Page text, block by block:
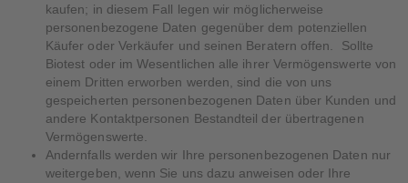
kaufen; in diesem Fall legen wir möglicherweise
personenbezogene Daten gegenüber dem potenziellen
Käufer oder Verkäufer und seinen Beratern offen. Sollte
Biotest oder im Wesentlichen alle ihrer Vermögenswerte von
einem Dritten erworben werden, sind die von uns
gespeicherten personenbezogenen Daten über Kunden und
andere Kontaktpersonen Bestandteil der übertragenen
Vermögenswerte.
Andernfalls werden wir Ihre personenbezogenen Daten nur
weitergeben, wenn Sie uns dazu anweisen oder Ihre